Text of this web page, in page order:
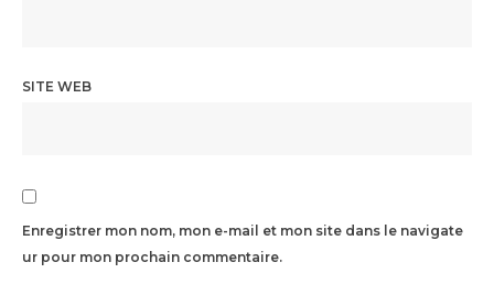
SITE WEB
Enregistrer mon nom, mon e-mail et mon site dans le navigate
ur pour mon prochain commentaire.